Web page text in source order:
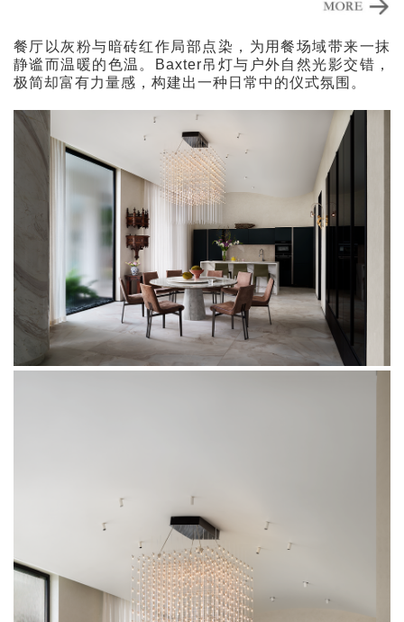
餐厅以灰粉与暗砖红作局部点染，为用餐场域带来一抹
静谧而温暖的色温。Baxter吊灯与户外自然光影交错，
极简却富有力量感，构建出一种日常中的仪式氛围。